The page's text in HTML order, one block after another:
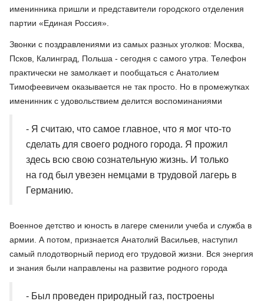
именинника пришли и представители городского отделения
партии «Единая Россия».
Звонки с поздравлениями из самых разных уголков: Москва,
Псков, Калинград, Польша - сегодня с самого утра. Телефон
практически не замолкает и пообщаться с Анатолием
Тимофеевичем оказывается не так просто. Но в промежутках
именинник с удовольствием делится воспоминаниями
- Я считаю, что самое главное, что я мог что-то
сделать для своего родного города. Я прожил
здесь всю свою сознательную жизнь. И только
на год был увезен немцами в трудовой лагерь в
Германию.
Военное детство и юность в лагере сменили учеба и служба в
армии. А потом, признается Анатолий Васильев, наступил
самый плодотворный период его трудовой жизни. Вся энергия
и знания были направлены на развитие родного города
- Был проведен природный газ, построены